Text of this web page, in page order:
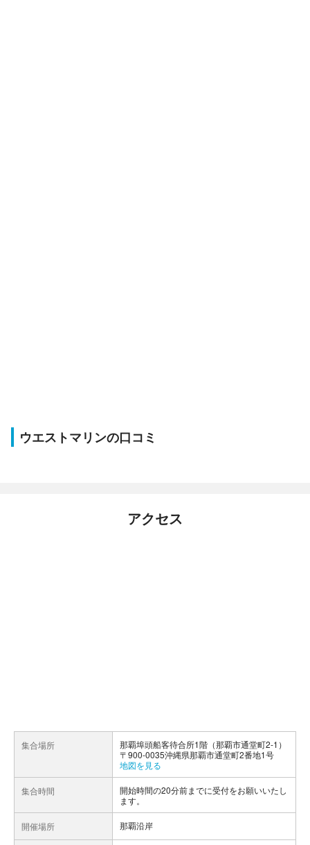
ウエストマリンの口コミ
アクセス
集合場所
那覇埠頭船客待合所1階（那覇市通堂町2-1）
〒900-0035沖縄県那覇市通堂町2番地1号
地図を見る
集合時間
開始時間の20分前までに受付をお願いいたし
ます。
開催場所 那覇沿岸